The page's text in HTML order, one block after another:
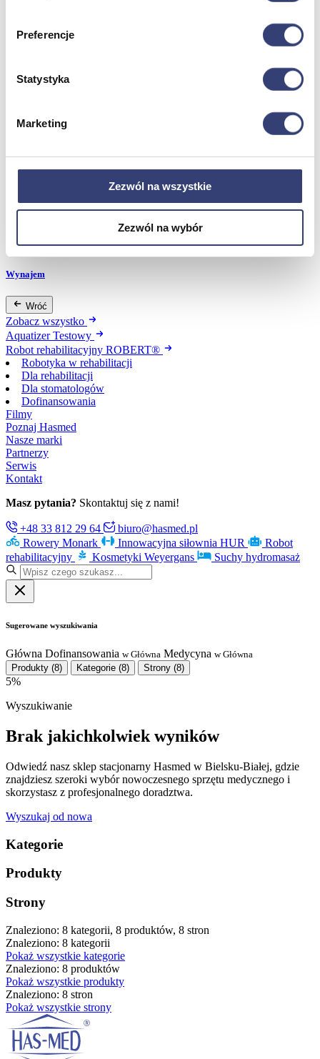
Preferencje
Statystyka
Marketing
Zezwól na wszystkie
Zezwól na wybór
Spa & Wellness
Fotele do masażu
Zobacz wszystko
Dofinansowania
Wynajem
Wróć
Zobacz wszystko
Aquatizer Testowy
Robot rehabilitacyjny ROBERT®
Robotyka w rehabilitacji
Dla rehabilitacji
Dla stomatologów
Dofinansowania
Filmy
Poznaj Hasmed
Nasze marki
Partnerzy
Serwis
Kontakt
Masz pytania? Skontaktuj się z nami!
+48 33 812 29 64
biuro@hasmed.pl
Rowery Monark
Innowacyjna siłownia HUR
Robot
rehabilitacyjny
Kosmetyki Weyergans Suchy hydromasaż
Sugerowane wyszukiwania
Główna Dofinansowania w Główna Medycyna w Główna
Produkty (8) Kategorie (8) Strony (8)
5%
Wyszukiwanie
Brak jakichkolwiek wyników
Odwiedź nasz sklep stacjonarny Hasmed w Bielsku-Białej, gdzie
znajdziesz szeroki wybór nowoczesnego sprzętu medycznego i
skorzystasz z profesjonalnego doradztwa.
Wyszukaj od nowa
Kategorie
Produkty
Strony
Znaleziono: 8 kategorii, 8 produktów, 8 stron
Znaleziono: 8 kategorii
Pokaż wszystkie kategorie
Znaleziono: 8 produktów
Pokaż wszystkie produkty
Znaleziono: 8 stron
Pokaż wszystkie strony